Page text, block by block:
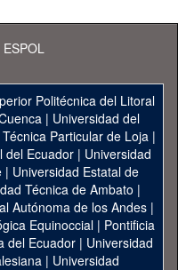
Politécnica del Litoral
| Universidad del
Particular de Loja|
del Ecuador| Universidad
| Universidad Estatal de
Técnica de Ambato |
Autónoma de los Andes|
Equinoccial| Pontificia
del Ecuador | Universidad
| Universidad